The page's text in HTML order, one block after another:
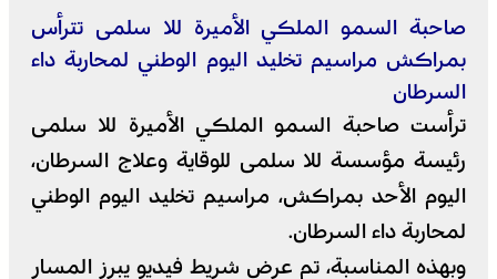
صاحبة السمو الملكي الأميرة للا سلمى تترأس
بمراكش مراسيم تخليد اليوم الوطني لمحاربة داء
السرطان
ترأست صاحبة السمو الملكي الأميرة للا سلمى
رئيسة مؤسسة للا سلمى للوقاية وعلاج السرطان،
اليوم الأحد بمراكش، مراسيم تخليد اليوم الوطني
لمحاربة داء السرطان.
وبهذه المناسبة، تم عرض شريط فيديو يبرز المسار